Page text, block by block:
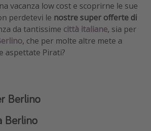
vacanza low cost e scoprirne le sue
perdetevi le nostre super offerte di
da tantissime città italiane, sia per
, che per molte altre mete a
aspettate Pirati?
Berlino
Berlino